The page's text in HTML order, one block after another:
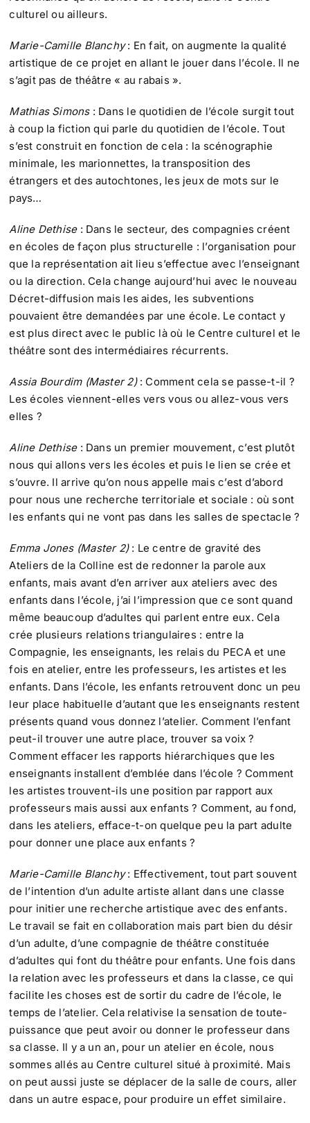
culturel ou ailleurs.
Marie-Camille Blanchy: En fait, on augmente la qualité
artistique de ce projet en allant le jouer dans l’école. Il ne
s’agit pas de théâtre « au rabais ».
Mathias Simons: Dans le quotidien de l’école surgit tout
à coup la fiction qui parle du quotidien de l’école. Tout
s’est construit en fonction de cela : la scénographie
minimale, les marionnettes, la transposition des
étrangers et des autochtones, les jeux de mots sur le
pays…
Aline Dethise: Dans le secteur, des compagnies créent
en écoles de façon plus structurelle : l’organisation pour
que la représentation ait lieu s’effectue avec l’enseignant
ou la direction. Cela change aujourd’hui avec le nouveau
Décret-diffusion mais les aides, les subventions
pouvaient être demandées par une école. Le contact y
est plus direct avec le public là où le Centre culturel et le
théâtre sont des intermédiaires récurrents.
Assia Bourdim (Master 2): Comment cela se passe-t-il ?
Les écoles viennent-elles vers vous ou allez-vous vers
elles ?
Aline Dethise: Dans un premier mouvement, c’est plutôt
nous qui allons vers les écoles et puis le lien se crée et
s’ouvre. Il arrive qu’on nous appelle mais c’est d’abord
pour nous une recherche territoriale et sociale : où sont
les enfants qui ne vont pas dans les salles de spectacle ?
Emma Jones (Master 2): Le centre de gravité des
Ateliers de la Colline est de redonner la parole aux
enfants, mais avant d’en arriver aux ateliers avec des
enfants dans l’école, j’ai l’impression que ce sont quand
même beaucoup d’adultes qui parlent entre eux. Cela
crée plusieurs relations triangulaires : entre la
Compagnie, les enseignants, les relais du PECA et une
fois en atelier, entre les professeurs, les artistes et les
enfants. Dans l’école, les enfants retrouvent donc un peu
leur place habituelle d’autant que les enseignants restent
présents quand vous donnez l’atelier. Comment l’enfant
peut-il trouver une autre place, trouver sa voix ?
Comment effacer les rapports hiérarchiques que les
enseignants installent d’emblée dans l’école ? Comment
les artistes trouvent-ils une position par rapport aux
professeurs mais aussi aux enfants ? Comment, au fond,
dans les ateliers, efface-t-on quelque peu la part adulte
pour donner une place aux enfants ?
Marie-Camille Blanchy: Effectivement, tout part souvent
de l’intention d’un adulte artiste allant dans une classe
pour initier une recherche artistique avec des enfants.
Le travail se fait en collaboration mais part bien du désir
d’un adulte, d’une compagnie de théâtre constituée
d’adultes qui font du théâtre pour enfants. Une fois dans
la relation avec les professeurs et dans la classe, ce qui
facilite les choses est de sortir du cadre de l’école, le
temps de l’atelier. Cela relativise la sensation de toute-
puissance que peut avoir ou donner le professeur dans
sa classe. Il y a un an, pour un atelier en école, nous
sommes allés au Centre culturel situé à proximité. Mais
on peut aussi juste se déplacer de la salle de cours, aller
dans un autre espace, pour produire un effet similaire.